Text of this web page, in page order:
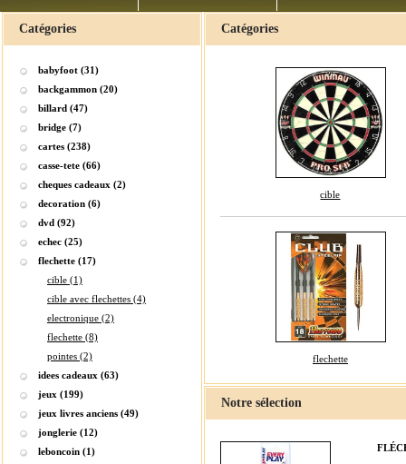
Catégories
babyfoot (31)
backgammon (20)
billard (47)
bridge (7)
cartes (238)
casse-tete (66)
cheques cadeaux (2)
decoration (6)
dvd (92)
echec (25)
flechette (17)
cible (1)
cible avec flechettes (4)
electronique (2)
flechette (8)
pointes (2)
idees cadeaux (63)
jeux (199)
jeux livres anciens (49)
jonglerie (12)
leboncoin (1)
Catégories
cible
flechette
Notre sélection